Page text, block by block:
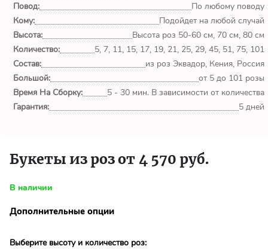
Спасибо сервису Flor-
world.ru, очень рада что
выбрала Вас. Букет
изумительный!
Тымовское,
обл.
вовремя. Не подвели. Цветы
свежие. Спасибо.
Тымовское,
Повод:
По любому поводу
Кому:
Подойдет на любой случай
Высота:
Высота роз 50-60 см, 70 см, 80 см
Количество:
5, 7, 11, 15, 17, 19, 21, 25, 29, 45, 51, 75, 101
Состав:
из роз Эквадор, Кения, Россия
Большой:
от 5 до 101 розы
Время На Сборку:
5 - 30 мин. В зависимости от количества
Гарантия:
5 дней
Букеты из роз от 4 570 руб.
В наличии
Дополнительные опции
Выберите высоту и количество роз: